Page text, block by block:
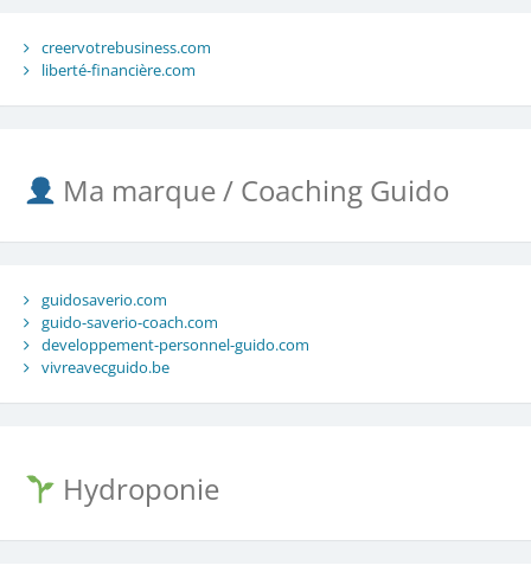
creervotrebusiness.com
liberté-financière.com
Ma marque / Coaching Guido
guidosaverio.com
guido-saverio-coach.com
developpement-personnel-guido.com
vivreavecguido.be
Hydroponie